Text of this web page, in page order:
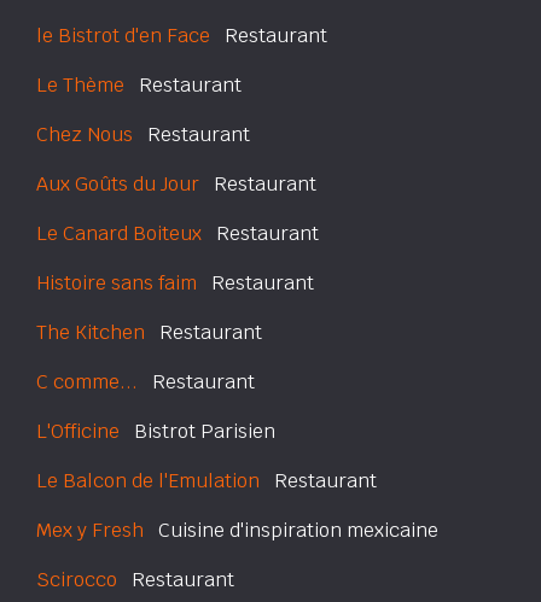
le Bistrot d'en Face Restaurant
Le Thème Restaurant
Chez Nous Restaurant
Aux Goûts du Jour Restaurant
Le Canard Boiteux Restaurant
Histoire sans faim Restaurant
The Kitchen Restaurant
C comme... Restaurant
L'Officine Bistrot Parisien
Le Balcon de l'Emulation Restaurant
Mex y Fresh Cuisine d'inspiration mexicaine
Scirocco Restaurant